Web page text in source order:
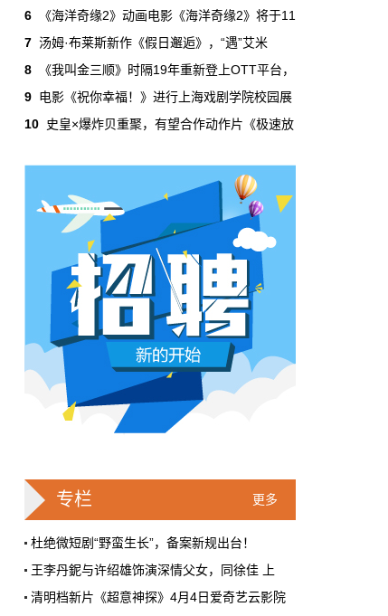
6月29日 10:20:00
时间，年轻人在电影院里的占比缩水了一半还
多。20岁以下更夸张，从8.9%跌到2.9%，几
乎归零…
本网原创
6月29日 10:20:00
AI短剧赢了数量，真人短剧赢了命
2026年一季度，全行业上线微短剧12.8万部，
其中AI短剧12.2万部，占比超过95%。真人短
剧？只剩几千部。你猜这95%的AI短剧，拿走
了多少流量？
本网原创
6月28日 13:03:00
戛纳一句"Fuck AI"，喊出了多少电影人
高定，而是一句话。
本网原创
6月28日 9:25:00
周星驰跑去拍AI短剧了，电影院还剩什
么？
本网原创
6
《海洋奇缘2》动画电影《海洋奇缘2》将于11
7 汤姆·布莱斯新作《假日邂逅》，“遇”艾米
8
《我叫金三顺》时隔19年重新登上OTT平台，
9 电影《祝你幸福！》进行上海戏剧学院校园展
10 史皇×爆炸贝重聚，有望合作动作片《极速放
更多
专栏
杜绝微短剧“野蛮生长”，备案新规出台！
王李丹鈮与许绍雄饰演深情父女，同徐佳 上
清明档新片《超意神探》4月4日爱奇艺云影院